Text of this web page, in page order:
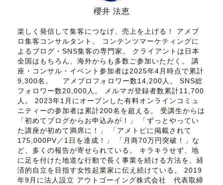
櫻井 法恵
楽しく発信して集客につなげ、売上を上げる！ アメブ
ロ集客コンサルタント。 コンテンツマーケティングに
よるブログ・SNS集客の専門家。 クライアントは日本
全国はもちろん、海外からも多数ご参加いただく。 講
座・コンサル・イベント参加者は2025年4月時点で累計
9,300名。 アメブロフォロワー数14,200人。 SNS総
フォロワー数20,000人。 メルマガ登録者数累計11,700
人。 2023年1月にオープンした有料オンラインコミュ
ニティーの参加者は累計200名を超える。 受講生からは
「初めてブログからお申込みが！」 「ずっとやってい
た講座が初めて満席に！」 「アメトピに掲載されて
175,000PV／1日を達成！」 「月商70万円突破！」な
ど、多くの報告が寄せられている。 キラキラせず、地
に足を付けた地道な行動で長く事業を続ける方法を、経
済的自立を目指す女性起業家に伝え続けている。 2019
年9月に法人設立 アウトゴーイング株式会社 代表取締